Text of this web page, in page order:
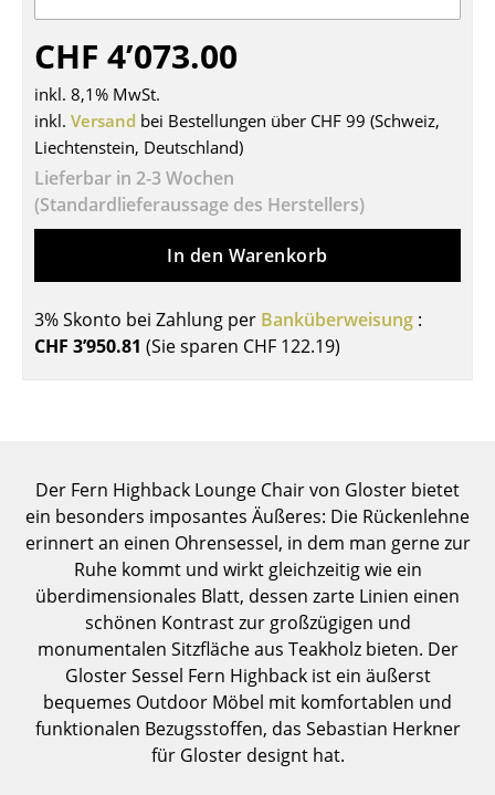
Tische
Esstische
Beistelltische
Couchtische
Schreibtische
Sekretäre & PC-Tische
Stehtische & Stehpulte
Einzelteile
... alle Tische
Aufbewahren
Regale & Schränke
Bücherregale
Wandregale
CHF 4’073.00
inkl. 8,1% MwSt.
inkl. Versand bei Bestellungen über CHF 99 (Schweiz,
Liechtenstein, Deutschland)
Lieferbar in 2-3 Wochen
(Standardlieferaussage des Herstellers)
In den Warenkorb
3% Skonto bei Zahlung per Banküberweisung :
CHF 3’950.81 (Sie sparen CHF 122.19)
Der Fern Highback Lounge Chair von Gloster bietet
ein besonders imposantes Äußeres: Die Rückenlehne
erinnert an einen Ohrensessel, in dem man gerne zur
Ruhe kommt und wirkt gleichzeitig wie ein
überdimensionales Blatt, dessen zarte Linien einen
schönen Kontrast zur großzügigen und
monumentalen Sitzfläche aus Teakholz bieten. Der
Gloster Sessel Fern Highback ist ein äußerst
bequemes Outdoor Möbel mit komfortablen und
funktionalen Bezugsstoffen, das Sebastian Herkner
für Gloster designt hat.